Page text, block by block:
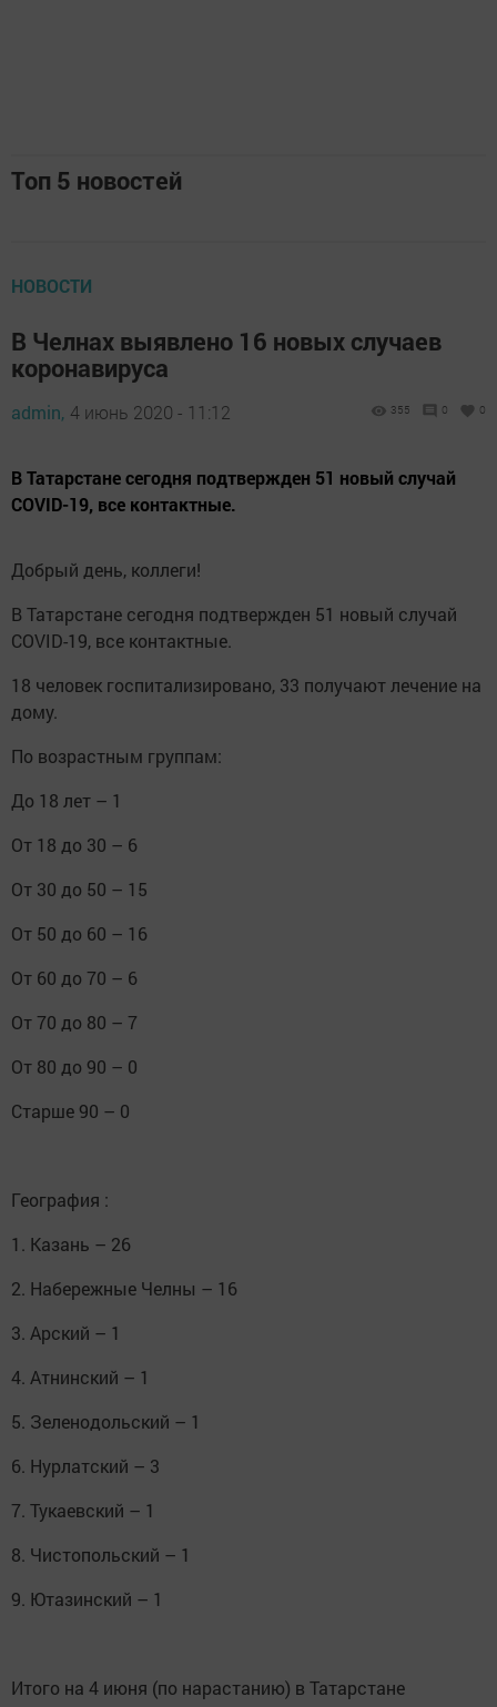
Топ 5 новостей
НОВОСТИ
В Челнах выявлено 16 новых случаев
коронавируса
admin, 4 июнь 2020 - 11:12 355 0 0
В Татарстане сегодня подтвержден 51 новый случай
COVID-19, все контактные.
Добрый день, коллеги! ⠀
В Татарстане сегодня подтвержден 51 новый случай
COVID-19, все контактные.⠀
18 человек госпитализировано, 33 получают лечение на
дому.⠀
По возрастным группам:⠀
До 18 лет – 1⠀
От 18 до 30 – 6⠀
От 30 до 50 – 15⠀
От 50 до 60 – 16⠀
От 60 до 70 – 6⠀
От 70 до 80 – 7⠀
От 80 до 90 – 0⠀
Старше 90 – 0⠀
География :⠀
1. Казань – 26⠀
2. Набережные Челны – 16⠀
3. Арский – 1⠀
4. Атнинский – 1⠀
5. Зеленодольский – 1⠀
6. Нурлатский – 3⠀
7. Тукаевский – 1⠀
8. Чистопольский – 1⠀
9. Ютазинский – 1⠀
Итого на 4 июня (по нарастанию) в Татарстане